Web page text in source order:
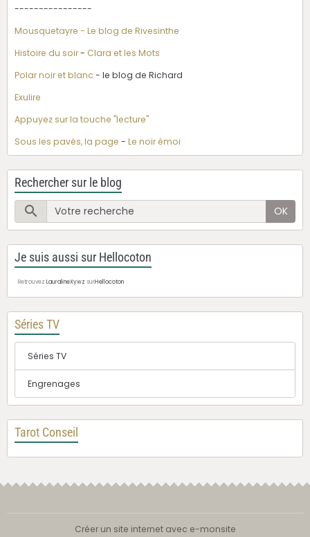
----------------
Mousquetayre - Le blog de Rivesinthe
Histoire du soir- Clara et les Mots
Polar noir et blanc - le blog de Richard
Exulire
Appuyez sur la touche "lecture"
Sous les pavés, la page - Le noir émoi
Rechercher sur le blog
OK
Je suis aussi sur Hellocoton
Retrouvez LauralineXywz surHellocoton
Séries TV
Séries TV
Engrenages
Tarot Conseil
Créer un site internet avec e-monsite